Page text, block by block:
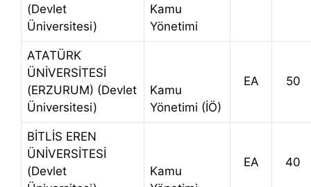
(Devlet
Üniversitesi)
Kamu
Yönetimi
ATATÜRK
ÜNİVERSİTESİ
(ERZURUM) (Devlet
Üniversitesi)
Kamu
Yönetimi (İÖ)
EA 50
BİTLİS EREN
ÜNİVERSİTESİ
(Devlet
Kamu
EA 40